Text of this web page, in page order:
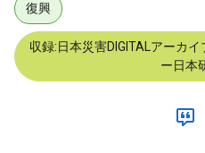
復興
収録:日本災害DIGITALアーカ
ー日本